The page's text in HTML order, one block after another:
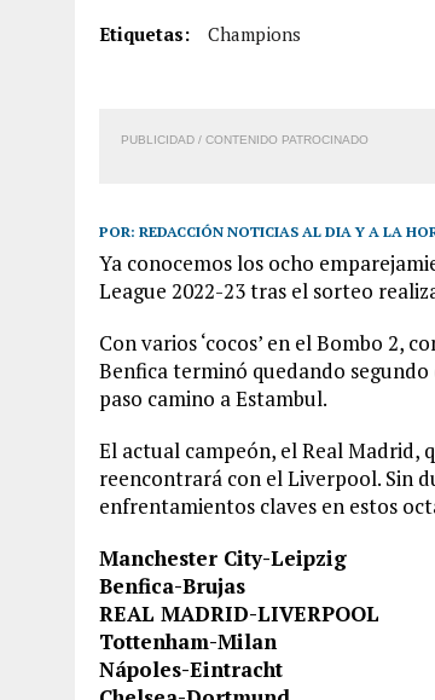
7 AGOSTO, 2026
FUGA DE GAS GENERÓ
Etiquetas: Champions
PUBLICIDAD / CONTENIDO PATROCINADO
POR: REDACCIÓN NOTICIAS AL DIA Y A LA
Ya conocemos los ocho
League 2022-23 tras el sorteo
Con varios ‘cocos’ en el Bombo 2,
Benfica terminó quedando
paso camino a Estambul.
El actual campeón, el Real Madrid,
reencontrará con el Liverpool. Sin
enfrentamientos claves en estos
Manchester City-Leipzig
Benfica-Brujas
REAL MADRID-LIVERPOOL
Tottenham-Milan
Nápoles-Eintracht